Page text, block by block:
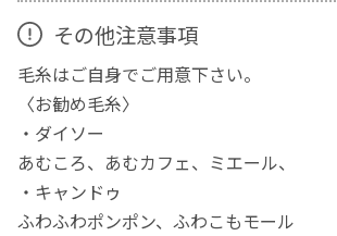
その他注意事項
毛糸はご自身でご用意下さい。
〈お勧め毛糸〉
・ダイソー
あむころ、あむカフェ、ミエール、
・キャンドゥ
ふわふわポンポン、ふわこもモール